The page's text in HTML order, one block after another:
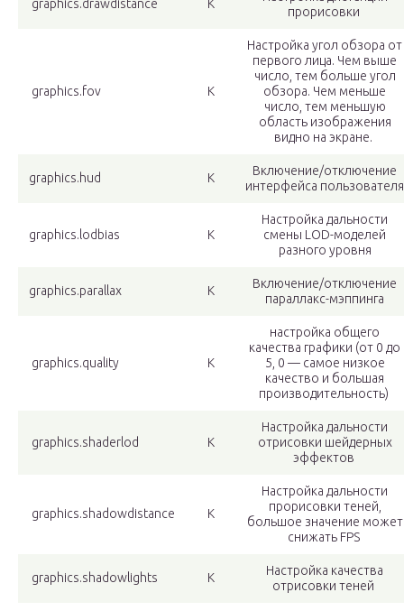
graphics.drawdistance К
прорисовки
graphics.fov К
Настройка угол обзора от
первого лица. Чем выше
число, тем больше угол
обзора. Чем меньше
число, тем меньшую
область изображения
видно на экране.
graphics.hud К
Включение/отключение
интерфейса пользователя
graphics.lodbias К
Настройка дальности
смены LOD-моделей
разного уровня
graphics.parallax К
Включение/отключение
параллакс-мэппинга
graphics.quality К
настройка общего
качества графики (от 0 до
5, 0 — самое низкое
качество и большая
производительность)
graphics.shaderlod К
Настройка дальности
отрисовки шейдерных
эффектов
graphics.shadowdistance К
Настройка дальности
прорисовки теней,
большое значение может
снижать FPS
graphics.shadowlights К
Настройка качества
отрисовки теней